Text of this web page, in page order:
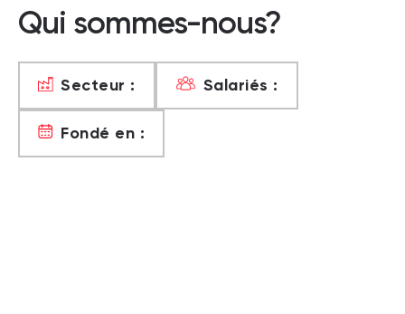
Qui sommes-nous?
Secteur : Salariés :
Fondé en :